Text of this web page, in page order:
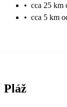
• cca 25 km
• cca 5 km
Pláž